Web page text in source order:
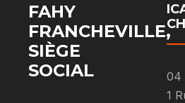
FAHY
FRANCHEVILLE,
SIÈGE
SOCIAL
04
1